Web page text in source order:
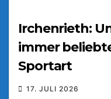
Irchenrieth:
immer
Sportart
17. JULI 2026